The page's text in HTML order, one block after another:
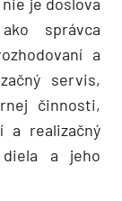
správca
a
servis,
činnosti,
a realizačný
diela a jeho